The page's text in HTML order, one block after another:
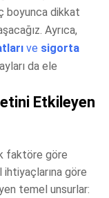
boyunca dikkat
Ayrıca,
ve sigorta
da ele
Etkileyen
faktöre göre
göre
temel unsurlar: